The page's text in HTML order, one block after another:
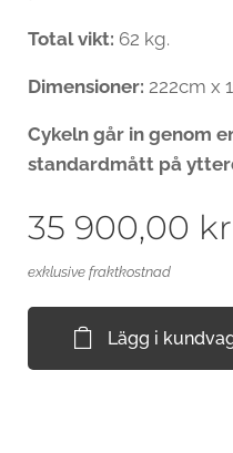
Total vikt: 62 kg.
Dimensioner:222cm x
Cykeln går in genom
standardmått på
35 900,00 kr
exklusive fraktkostnad
Lägg i